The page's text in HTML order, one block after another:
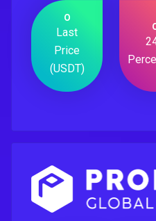
0
Last
Price
(USDT)